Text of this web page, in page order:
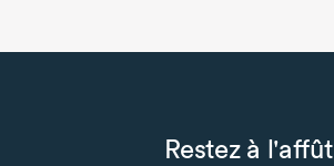
Restez à l'affût